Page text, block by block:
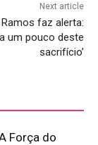
Next article
faz alerta:
um pouco deste
sacrifício’
Força do